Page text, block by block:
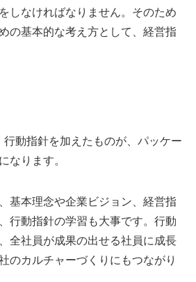
しなければなりません。そのため
の基本的な考え方として、経営指
行動指針を加えたものが、パッケー
なります。
基本理念や企業ビジョン、経営指
行動指針の学習も大事です。行動
全社員が成果の出せる社員に成長
のカルチャーづくりにもつながり